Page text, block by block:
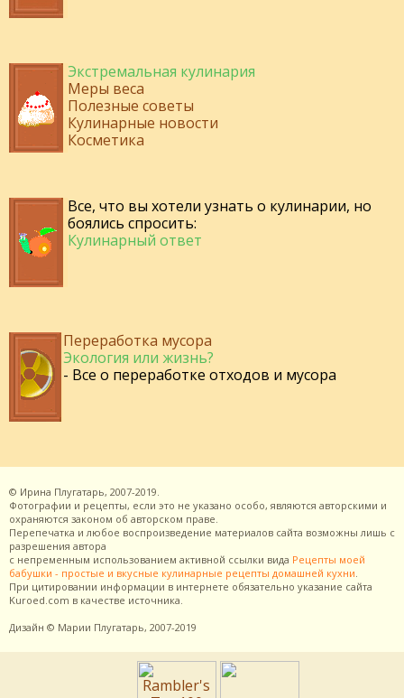
Экстремальная кулинария
Меры веса
Полезные советы
Кулинарные новости
Косметика
Все, что вы хотели узнать о кулинарии, но
боялись спросить:
Кулинарный ответ
Переработка мусора
Экология или жизнь?
- Все о переработке отходов и мусора
© Ирина Плугатарь, 2007-2019.
Фотографии и рецепты, если это не указано особо, являются авторскими и
охраняются законом об авторском праве.
Перепечатка и любое воспроизведение материалов сайта возможны лишь с
разрешения автора
с непременным использованием активной ссылки вида Рецепты моей
бабушки - простые и вкусные кулинарные рецепты домашней кухни.
При цитировании информации в интернете обязательно указание сайта
Kuroed.com в качестве источника.
Дизайн © Марии Плугатарь, 2007-2019